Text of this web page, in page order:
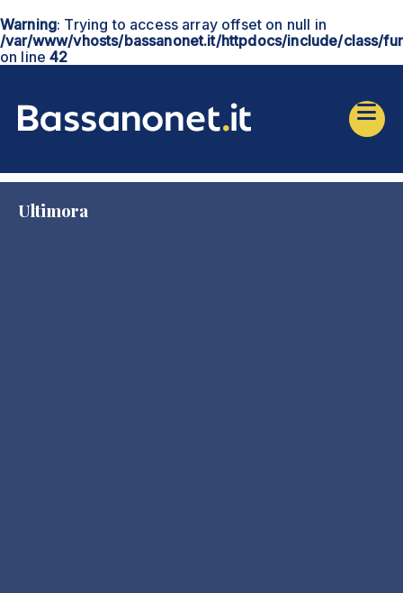
Warning: Trying to access array offset on null in
/var/www/vhosts/bassanonet.it/httpdocs/include/class/
on line42
Ultimora